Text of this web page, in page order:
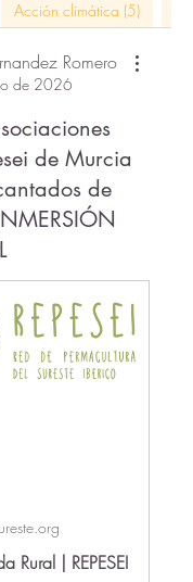
Acción climática (5)
Romero
de 2026
de Murcia
de
Rural | REPESEI